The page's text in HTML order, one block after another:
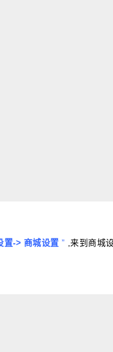
置-> 商城设置” ,来到商城